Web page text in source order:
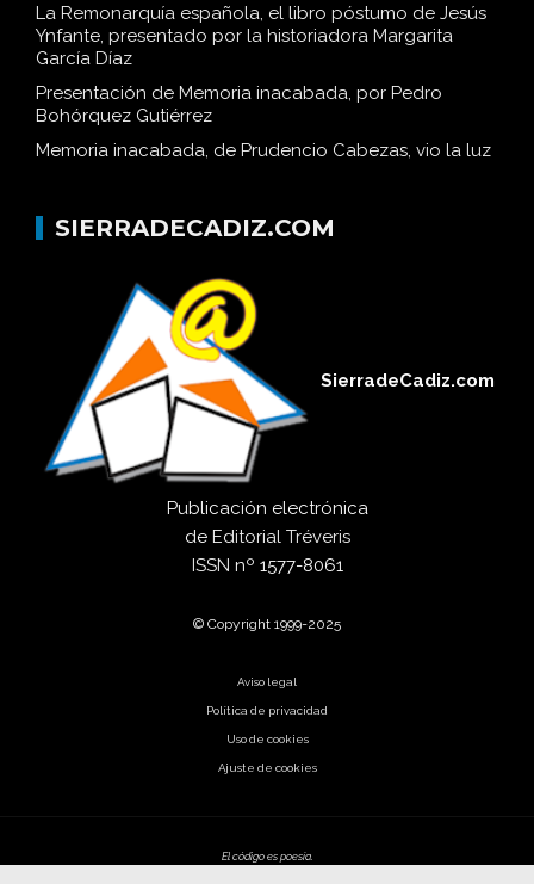
La Remonarquía española, el libro póstumo de Jesús
Ynfante, presentado por la historiadora Margarita
García Díaz
Presentación de Memoria inacabada, por Pedro
Bohórquez Gutiérrez
Memoria inacabada, de Prudencio Cabezas, vio la luz
SIERRADECADIZ.COM
SierradeCadiz.com
Publicación electrónica
de Editorial Tréveris
ISSN nº 1577-8061
© Copyright 1999-2025
Aviso legal
Política de privacidad
Uso de cookies
Ajuste de cookies
El código es poesía.